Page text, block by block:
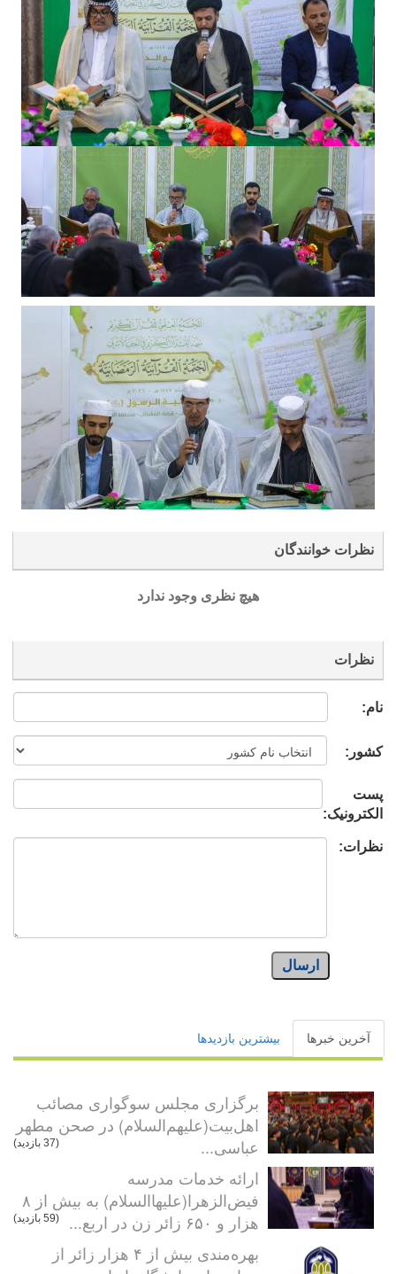
نظرات خوانندگان
هیچ نظری وجود ندارد
نظرات
نام:
کشور:
پست
الکترونیک:
نظرات:
ارسال
آخرین خبرها بیشترین بازدیدها
برگزاری مجلس سوگواری مصائب
اهل‌بیت(علیهم‌السلام) در صحن مطهر
عباسی...
(37 بازدید)
ارائه خدمات مدرسه
فیض‌الزهرا(علیهاالسلام) به بیش از ۸
هزار و ۶۵۰ زائر زن در اربع...
(59 بازدید)
بهره‌مندی بیش از ۴ هزار زائر از